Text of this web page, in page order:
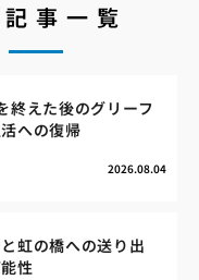
事一覧
終えた後のグリーフ
への復帰
2026.08.04
虹の橋への送り出
性